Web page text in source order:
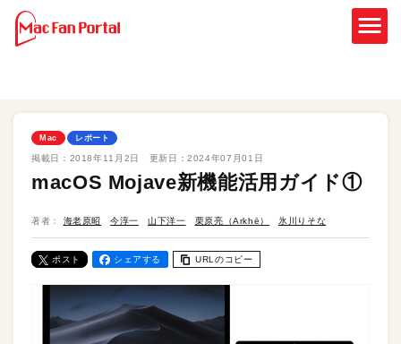
Mac レポート
掲載日： 2018年11月2日 更新日：2024年07月01日
macOS Mojave新機能活用ガイド①
著者： 海老原昭 今淳一 山下洋一 栗原亮（Arkhē） 氷川りそな
ポスト シェアする URLのコピー